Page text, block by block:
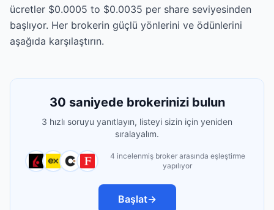
ücretler $0.0005 to $0.0035 per share seviyesinden
başlıyor. Her brokerin güçlü yönlerini ve ödünlerini
aşağıda karşılaştırın.
30 saniyede brokerinizi bulun
3 hızlı soruyu yanıtlayın, listeyi sizin için yeniden
sıralayalım.
4 incelenmiş broker arasında eşleştirme
yapılıyor
Başlat→